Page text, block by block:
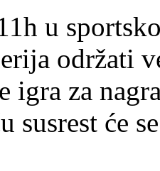
u
održati
igra za
susrest će